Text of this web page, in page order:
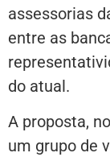
assessorias
entre as
do atual.
A proposta,
um grupo de